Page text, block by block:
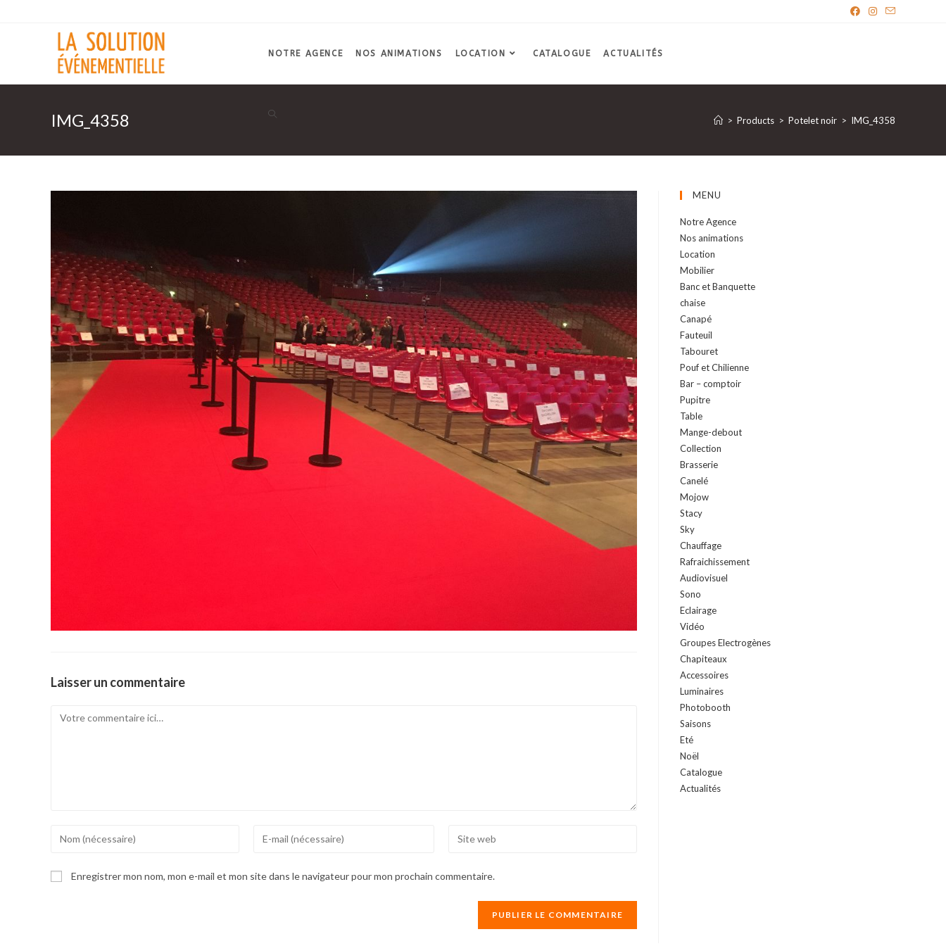
NOTRE AGENCE NOS ANIMATIONS LOCATION CATALOGUE ACTUALITÉS
IMG_4358 > Products > Potelet noir > IMG_4358
Laisser un commentaire
Comment
Enter
name
or
Enter
Enter
(optional)
Enregistrer mon nom, mon e-mail et mon site dans le navigateur pour mon prochain commentaire.
MENU
Notre Agence
Nos animations
Location
Mobilier
Banc et Banquette
chaise
Canapé
Fauteuil
Tabouret
Pouf et Chilienne
Bar – comptoir
Pupitre
Table
Mange-debout
Collection
Brasserie
Canelé
Mojow
Stacy
Sky
Chauffage
Rafraichissement
Audiovisuel
Sono
Eclairage
Vidéo
Groupes Electrogènes
Chapiteaux
Accessoires
Luminaires
Photobooth
Saisons
Eté
Noël
Catalogue
Actualités